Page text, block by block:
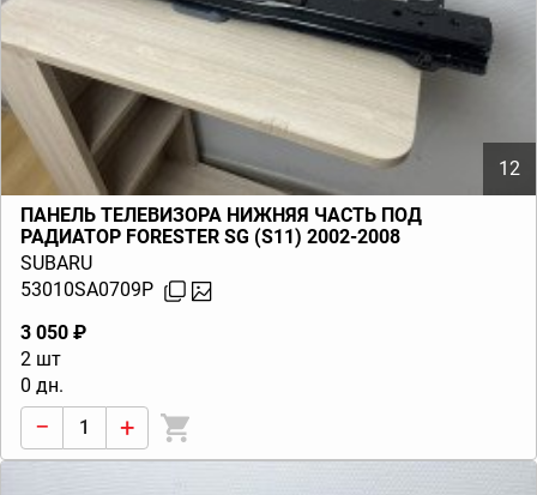
12
ПАНЕЛЬ ТЕЛЕВИЗОРА НИЖНЯЯ ЧАСТЬ ПОД
РАДИАТОР FORESTER SG (S11) 2002-2008
SUBARU
53010SA0709P
3 050 ₽
2 шт
0 дн.
− +